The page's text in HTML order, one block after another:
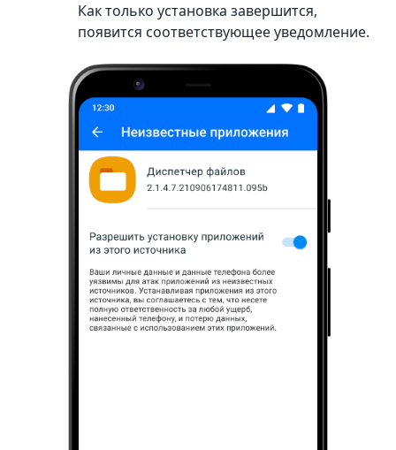
Как только установка завершится,
появится соответствующее уведомление.